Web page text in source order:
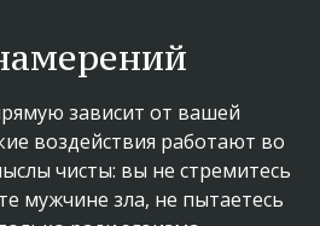
зависит от вашей
воздействия работают во
чисты: вы не стремитесь
мужчине зла, не пытаетесь